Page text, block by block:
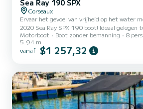
Sea Ray 190 SPX
Corseaux
Ervaar het gevoel van vrijheid op het water
2020 Sea Ray SPX 190 boot! Ideaal gelegen
Lausanne, wacht onze boot op u in de haven
gemakkelijk bereikbare plaats met een
voor de dag. BOOTEIGENSCHAPPEN: -
Bluetooth en 8 luidsprekers voor een
ervaring. Watersk...
Motorboot Boot zonder bemanning 8 pers.
5.94 m
vanaf $1 257,32